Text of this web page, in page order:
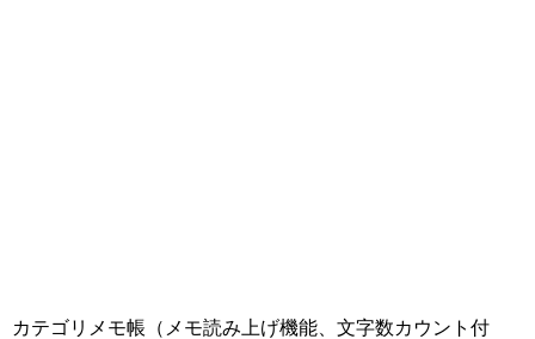
カテゴリメモ帳（メモ読み上げ機能、文字数カウント付